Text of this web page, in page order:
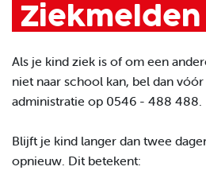
Ziekmelden
Als je kind ziek is of om een
niet naar school kan, bel dan
administratie op 0546 - 488 488.
Blijft je kind langer dan twee
opnieuw. Dit betekent: